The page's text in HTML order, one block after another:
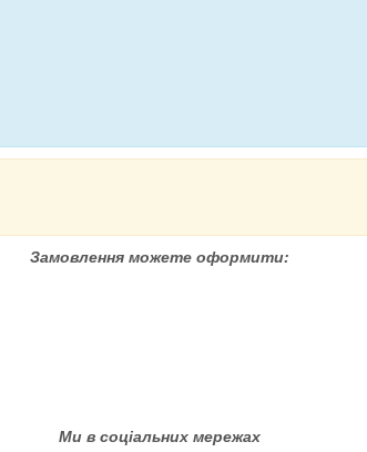
Замовлення можете оформити:
Ми в соціальних мережах